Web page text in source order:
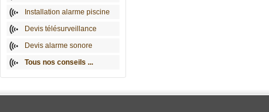
Installation alarme piscine
Devis télésurveillance
Devis alarme sonore
Tous nos conseils ...